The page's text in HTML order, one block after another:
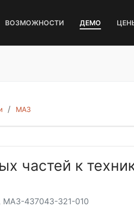
ВОЗМОЖНОСТИ ДЕМО
МАЗ
частей к
437043-321-010